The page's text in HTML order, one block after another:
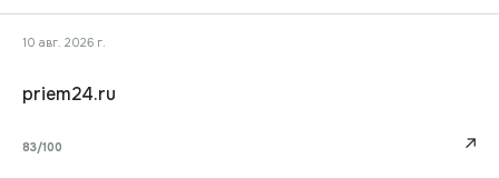
10 авг. 2026 г.
priem24.ru
83/100 ↗